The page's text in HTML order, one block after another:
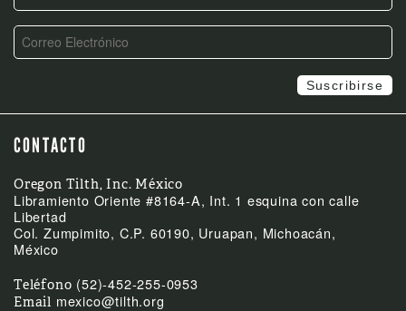
CONTACTO
Oregon Tilth, Inc. México
Libramiento Oriente #8164-A, Int. 1 esquina con calle
Libertad
Col. Zumpimito, C.P. 60190, Uruapan, Michoacán,
México
Teléfono (52)-452-255-0953
Email mexico@tilth.org